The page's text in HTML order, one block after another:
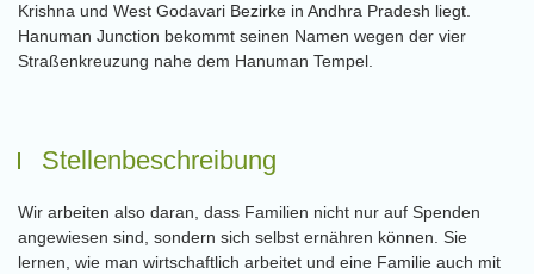
Krishna und West Godavari Bezirke in Andhra Pradesh liegt.
Hanuman Junction bekommt seinen Namen wegen der vier
Straßenkreuzung nahe dem Hanuman Tempel.
Stellenbeschreibung
Wir arbeiten also daran, dass Familien nicht nur auf Spenden
angewiesen sind, sondern sich selbst ernähren können. Sie
lernen, wie man wirtschaftlich arbeitet und eine Familie auch mit